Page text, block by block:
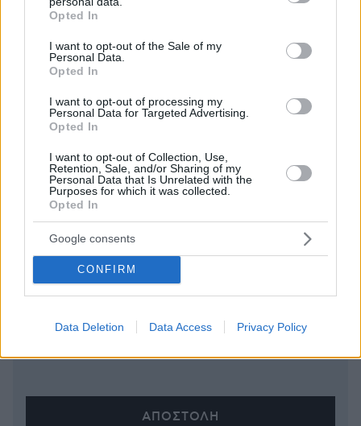
grant or deny consent to Google and its third-party tags to
use your data for below specified purposes in below Google
consent section.
Opted In
I want to opt-out of the Sale of my
Personal Data.
Opted In
I want to opt-out of processing my
Personal Data for Targeted Advertising.
Opted In
I want to opt-out of Collection, Use,
Retention, Sale, and/or Sharing of my
Personal Data that Is Unrelated with the
Purposes for which it was collected.
Opted In
Google consents
CONFIRM
Data Deletion Data Access Privacy Policy
ΌΝΟΜΑ *
EMAIL
ΣΧΌΛΙΟ *